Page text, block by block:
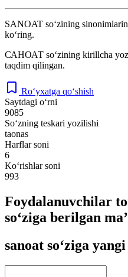
SANOAT so‘zining
ko‘ring.
САНОАТ so‘zining kirillcha
taqdim qilingan.
Ro‘yxatga qo‘shish
Saytdagi o‘rni
9085
So‘zning teskari yozilishi
taonas
Harflar soni
6
Ko‘rishlar soni
993
Foydalanuvchilar
so‘ziga berilgan
sanoat so‘ziga